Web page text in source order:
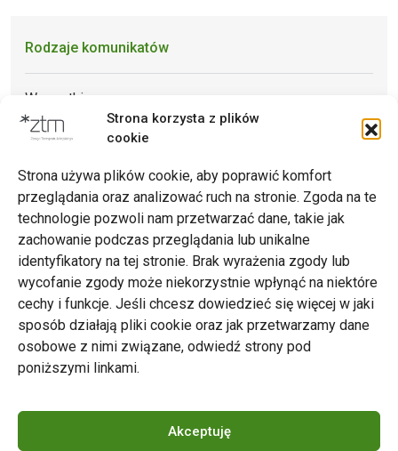
Strona korzysta z plików
cookie
Strona używa plików cookie, aby poprawić komfort
przeglądania oraz analizować ruch na stronie. Zgoda na te
technologie pozwoli nam przetwarzać dane, takie jak
zachowanie podczas przeglądania lub unikalne
identyfikatory na tej stronie. Brak wyrażenia zgody lub
wycofanie zgody może niekorzystnie wpłynąć na niektóre
cechy i funkcje. Jeśli chcesz dowiedzieć się więcej w jaki
sposób działają pliki cookie oraz jak przetwarzamy dane
osobowe z nimi związane, odwiedź strony pod
poniższymi linkami.
Akceptuję
Rodzaje komunikatów
Wszystkie
Archiwum
Zarząd Transportu Miejskiego w Poznaniu
Napisz do nas
tel. 61 646 33 44
ul. Matejki 59, 60-770 Poznań